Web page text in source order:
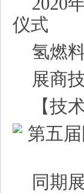
仪式
氢燃
展商
【技
同期